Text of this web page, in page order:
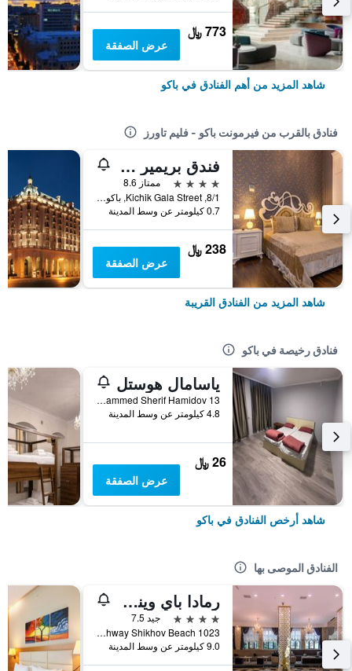
773 ﷼
عرض الصفقة
شاهد المزيد من أهم الفنادق في باكو
فنادق بالقرب من فيرمونت باكو - فليم تاورز
فندق بريمير أولد غايتس
4 نجوم
ممتاز 8.6
8/1, Kichik Gala Street, باكو, أذربيجان
0.7 كيلومتر عن وسط المدينة
238 ﷼
عرض الصفقة
شاهد المزيد من الفنادق القريبة
فنادق رخيصة في باكو
ياسامال هوستل
General Mammed Sherif Hamidov 13, باكو, أذربيجان
4.8 كيلومتر عن وسط المدينة
26 ﷼
عرض الصفقة
شاهد أرخص الفنادق في باكو
الفنادق الموصى بها
رمادا باي ويندام باكو
4 نجوم
جيد 7.5
Salyan Highway Shikhov Beach 1023, باكو, أذربيجان
9.0 كيلومتر عن وسط المدينة